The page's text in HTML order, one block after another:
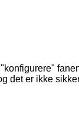
det er ikke